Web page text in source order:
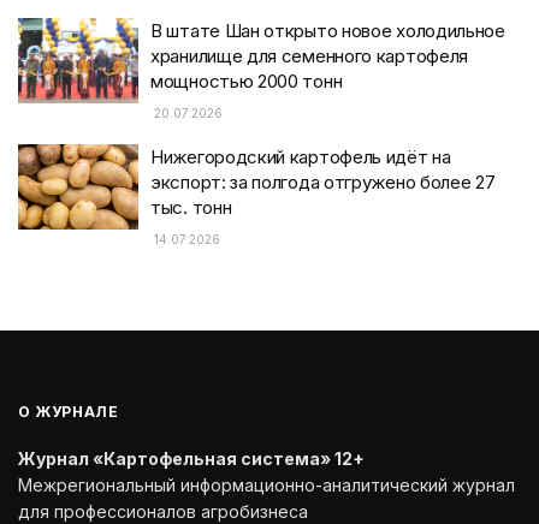
В штате Шан открыто новое холодильное
хранилище для семенного картофеля
мощностью 2000 тонн
20.07.2026
Нижегородский картофель идёт на
экспорт: за полгода отгружено более 27
тыс. тонн
14.07.2026
О ЖУРНАЛЕ
Журнал «Картофельная система» 12+
Межрегиональный информационно-аналитический журнал
для профессионалов агробизнеса